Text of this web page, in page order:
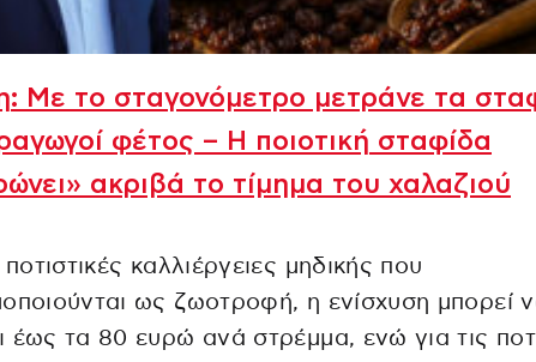
Με το σταγονόμετρο μετράνε τα
φέτος – Η ποιοτική σταφίδα
ακριβά το τίμημα του χαλαζιού
ποτιστικές καλλιέργειες μηδικής που
ως ζωοτροφή, η ενίσχυση μπορεί
έως τα 80 ευρώ ανά στρέμμα, ενώ για τις